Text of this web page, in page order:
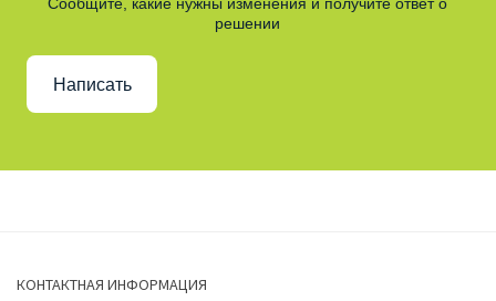
Сообщите, какие нужны изменения и получите ответ о
решении
Написать
КОНТАКТНАЯ ИНФОРМАЦИЯ